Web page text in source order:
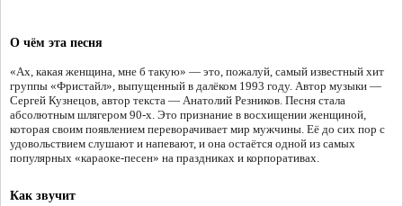
О чём эта песня
«Ах, какая женщина, мне б такую» — это, пожалуй, самый известный хит
группы «Фристайл», выпущенный в далёком 1993 году. Автор музыки —
Сергей Кузнецов, автор текста — Анатолий Резников. Песня стала
абсолютным шлягером 90-х. Это признание в восхищении женщиной,
которая своим появлением переворачивает мир мужчины. Её до сих пор с
удовольствием слушают и напевают, и она остаётся одной из самых
популярных «караоке-песен» на праздниках и корпоративах.
Как звучит